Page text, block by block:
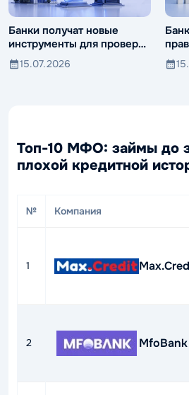
Банки получат новые
инструменты для проверки
компаний и клиентов
15.07.2026
Топ-10 МФО: займы до
плохой кредитной
№ Компания
1
2 MfoBank